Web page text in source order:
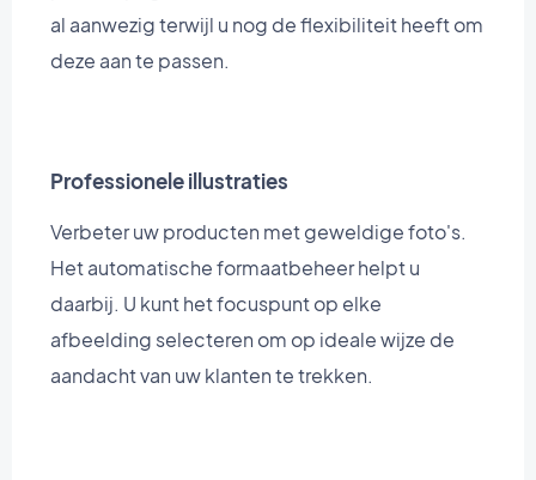
al aanwezig terwijl u nog de flexibiliteit heeft om
deze aan te passen.
Professionele illustraties
Verbeter uw producten met geweldige foto's.
Het automatische formaatbeheer helpt u
daarbij. U kunt het focuspunt op elke
afbeelding selecteren om op ideale wijze de
aandacht van uw klanten te trekken.